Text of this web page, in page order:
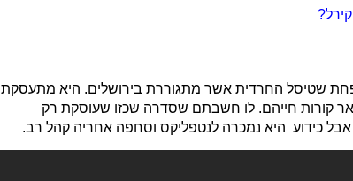
שטיסל החרדית אשר מתגוררת בירושלים. היא מתעסקת
קורות חייהם. לו חשבתם שסדרה שכזו שעוסקת רק
כידוע היא נמכרה לנטפליקס וסחפה אחריה קהל רב.